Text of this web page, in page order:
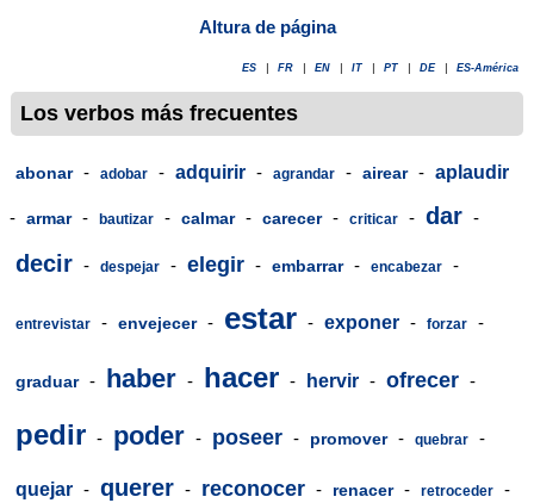
Altura de página
ES FR EN IT PT DE ES-América
Los verbos más frecuentes
abonar - adobar - adquirir - agrandar - airear - aplaudir
- armar - bautizar - calmar - carecer - criticar - dar -
decir - despejar - elegir - embarrar - encabezar -
entrevistar - envejecer - estar - exponer - forzar -
graduar - haber - hacer - hervir - ofrecer -
pedir - poder - poseer - promover - quebrar -
quejar - querer - reconocer - renacer - retroceder -